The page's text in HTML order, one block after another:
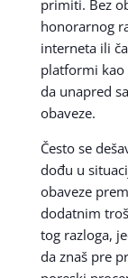
primiti. Bez
honorarnog
interneta ili
platformi kao
da unapred
obaveze.
Često se
dođu u
obaveze
dodatnim
tog razloga,
da znaš pre